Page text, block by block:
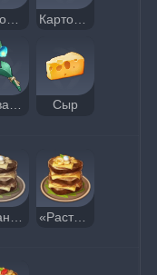
Трава-светяшка Сыр